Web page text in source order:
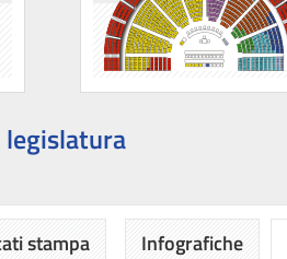
legislatura
stampa Infografiche